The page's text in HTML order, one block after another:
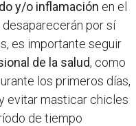
y/o inflamación en el
por sí
es importante seguir
de la salud, como
los primeros días,
evitar masticar chicles
de tiempo